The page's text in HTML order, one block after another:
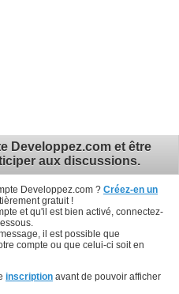
Developpez.com et être
aux discussions.
Developpez.com ? Créez-en un
gratuit !
et qu'il est bien activé, connectez-
il est possible que
compte ou que celui-ci soit en
inscription avant de pouvoir afficher